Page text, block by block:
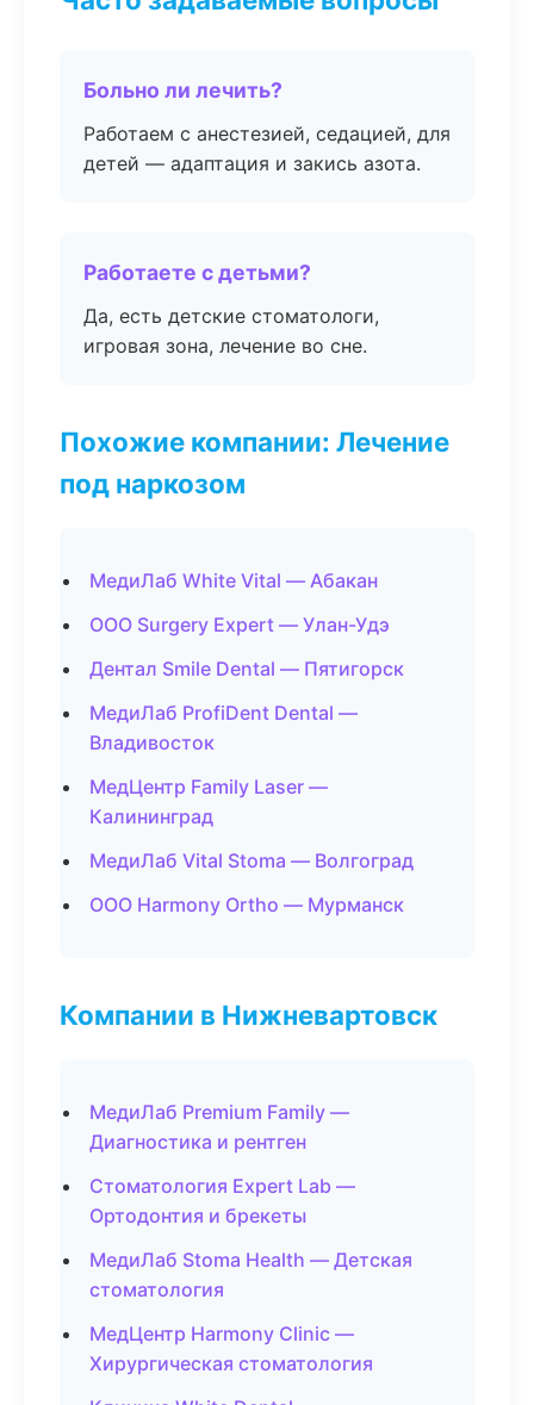
Больно ли лечить?
Работаем с анестезией, седацией, для
детей — адаптация и закись азота.
Работаете с детьми?
Да, есть детские стоматологи,
игровая зона, лечение во сне.
Похожие компании: Лечение
под наркозом
МедиЛаб White Vital — Абакан
ООО Surgery Expert — Улан-Удэ
Дентал Smile Dental — Пятигорск
МедиЛаб ProfiDent Dental —
Владивосток
МедЦентр Family Laser —
Калининград
МедиЛаб Vital Stoma — Волгоград
ООО Harmony Ortho — Мурманск
Компании в Нижневартовск
МедиЛаб Premium Family —
Диагностика и рентген
Стоматология Expert Lab —
Ортодонтия и брекеты
МедиЛаб Stoma Health — Детская
стоматология
МедЦентр Harmony Clinic —
Хирургическая стоматология